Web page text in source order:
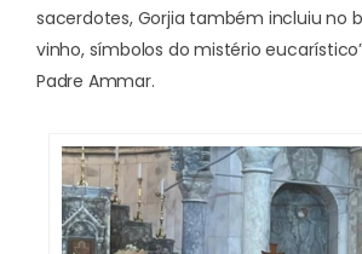
sacerdotes, Gorjia também incluiu no
vinho, símbolos do mistério
Padre Ammar.